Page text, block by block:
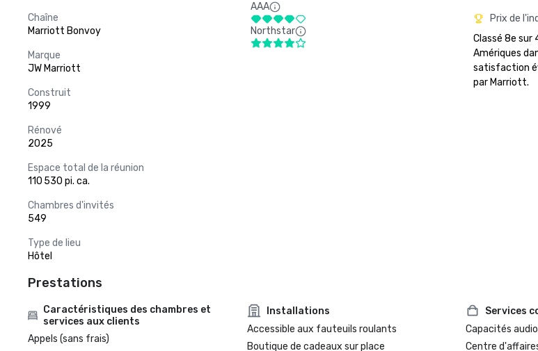
Chaîne
Marriott Bonvoy
Marque
JW Marriott
Construit
1999
Rénové
2025
Espace total de la réunion
110 530 pi. ca.
Chambres d'invités
549
Type de lieu
Hôtel
AAA
Northstar
Prix de
Classé 8e sur
Amériques
satisfaction
Prestations
Caractéristiques des chambres et
services aux clients
Appels (sans frais)
Installations
Accessible aux fauteuils roulants
Boutique de cadeaux sur place
Services
Capacités
Centre